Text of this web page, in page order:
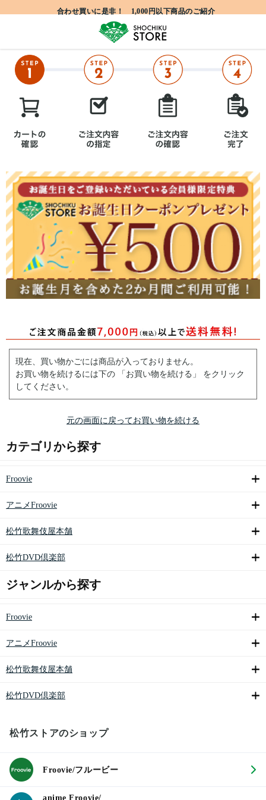
合わせ買いに是非！ 1,000円以下商品のご紹介
現在、買い物かごには商品が入っておりません。
お買い物を続けるには下の 「お買い物を続ける」 をクリック
してください。
元の画面に戻ってお買い物を続ける
カテゴリから探す
Froovie
アニメFroovie
松竹歌舞伎屋本舗
松竹DVD倶楽部
ジャンルから探す
Froovie
アニメFroovie
松竹歌舞伎屋本舗
松竹DVD倶楽部
松竹ストアのショップ
Froovie/フルービー
anime Froovie/